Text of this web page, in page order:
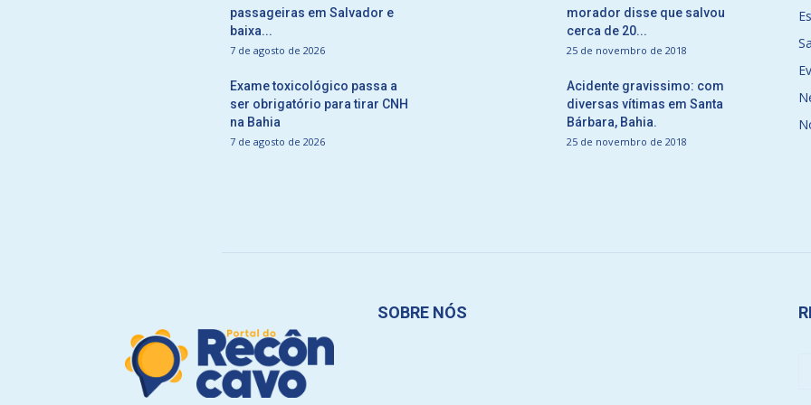
passageiras em Salvador e
baixa...
7 de agosto de 2026
Exame toxicológico passa a
ser obrigatório para tirar CNH
na Bahia
7 de agosto de 2026
morador disse que salvou
cerca de 20...
25 de novembro de 2018
Acidente gravissimo: com
diversas vítimas em Santa
Bárbara, Bahia.
25 de novembro de 2018
SOBRE NÓS